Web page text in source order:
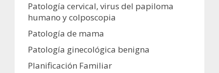
Patología cervical, virus del papiloma
humano y colposcopia
Patología de mama
Patología ginecológica benigna
Planificación Familiar